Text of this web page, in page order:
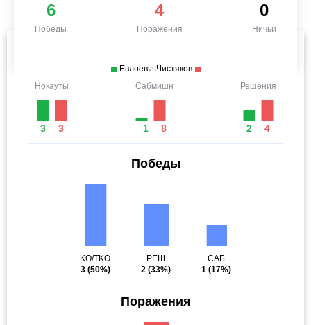
6
Победы
4
Поражения
0
Ничьи
ЕвлоевvsЧистяков
Нокауты
3 3
Сабмишн
1 8
Решения
2 4
Победы
KO/TKO
3(50%)
РЕШ
2 (33%)
САБ
1 (17%)
Поражения